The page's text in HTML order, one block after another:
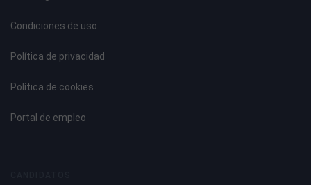
Pago de kilometraje
plaza
Condiciones de uso
Política de privacidad
Política de cookies
Portal de empleo